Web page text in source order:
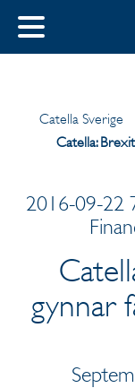
STÄNG
Svenska
Catella Sverige
Catella:
2016-09-22
gynnar